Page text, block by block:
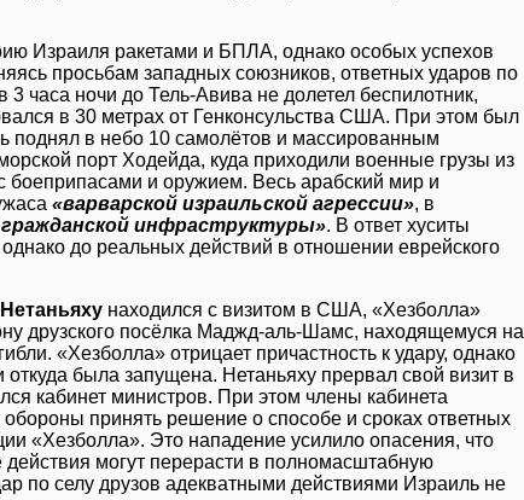
Израиля ракетами и БПЛА, однако особых успехов
просьбам западных союзников, ответных ударов по
часа ночи до Тель-Авива не долетел беспилотник,
в 30 метрах от Генконсульства США. При этом был
поднял в небо 10 самолётов и массированным
порт Ходейда, куда приходили военные грузы из
и оружием. Весь арабский мир и
«варварской израильской агрессии», в
инфраструктуры». В ответ хуситы
однако до реальных действий в отношении еврейского
Нетаньяху находился с визитом в США, «Хезболла»
друзского посёлка Маджд-аль-Шамс, находящемуся на
«Хезболла» отрицает причастность к удару, однако
была запущена. Нетаньяху прервал свой визит в
кабинет министров. При этом члены кабинета
принять решение о способе и сроках ответных
«Хезболла». Это нападение усилило опасения, что
могут перерасти в полномасштабную
по селу друзов адекватными действиями Израиль не